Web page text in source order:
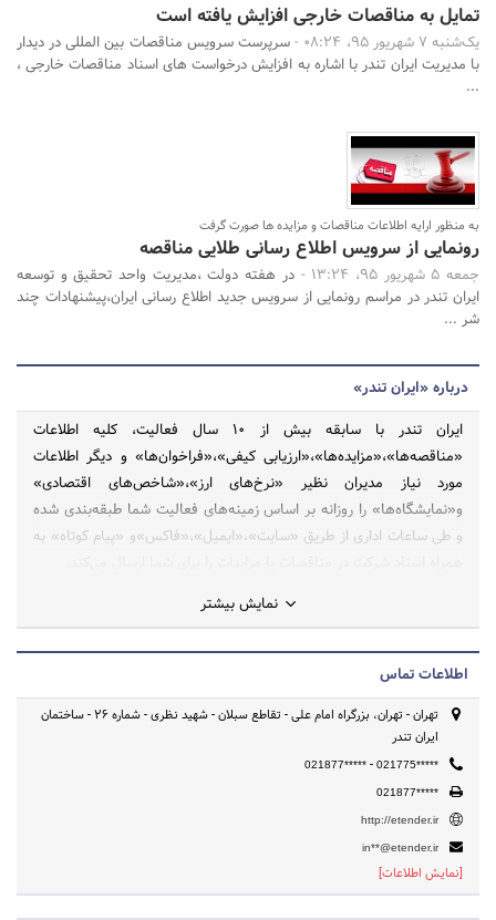
تمایل به مناقصات خارجی افزایش یافته است
یک‌شنبه 7 شهریور 95، 08:24 -
سرپرست سرویس مناقصات بین المللی در دیدار
با مدیریت ایران تندر با اشاره به افزایش درخواست های اسناد مناقصات خارجی ،
...
به منظور ارایه اطلاعات مناقصات و مزایده ها صورت گرفت
رونمایی از سرویس اطلاع رسانی طلایی مناقصه
جمعه 5 شهریور 95، 13:24 -
در هفته دولت ،مدیریت واحد تحقیق و توسعه
ایران تندر در مراسم رونمایی از سرویس جدید اطلاع رسانی ایران،پیشنهادات چند
شر ...
درباره «ایران تندر»
ایران تندر با سابقه بیش از 10 سال فعالیت، کلیه اطلاعات
«مناقصه‌ها»،«مزایده‌ها»،«ارزیابی کیفی»،«فراخوان‌ها» و دیگر اطلاعات
مورد نیاز مدیران نظیر «نرخ‌های ارز»،«شاخص‌های اقتصادی»
و«نمایشگاه‌ها» را روزانه بر اساس زمینه‌های فعالیت شما طبقه‌بندی شده
و طی ساعات اداری از طریق «سایت»،«ایمیل»،«فاکس»و «پیام کوتاه» به
نمایش بیشتر
اطلاعات تماس
تهران - تهران، بزرگراه امام علی - تقاطع سبلان - شهید نظری - شماره 26 - ساختمان
ایران تندر
021877***** - 021775*****
021877*****
http://etender.ir
in**@etender.ir
[نمایش اطلاعات]